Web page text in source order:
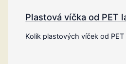
Plastová víčka od PET
Kolik plastových víček od